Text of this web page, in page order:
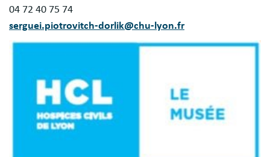
04 72 40 75 74
serguei.piotrovitch-dorlik@chu-lyon.fr